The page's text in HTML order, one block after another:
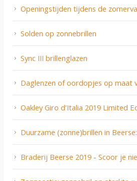
Openingstijden tijdens de
Solden op zonnebrillen
Sync III brillenglazen
Daglenzen of oordopjes op maat
Oakley Giro d'Italia 2019 Limited
Duurzame (zonne)brillen in
Braderij Beerse 2019 - Scoor je